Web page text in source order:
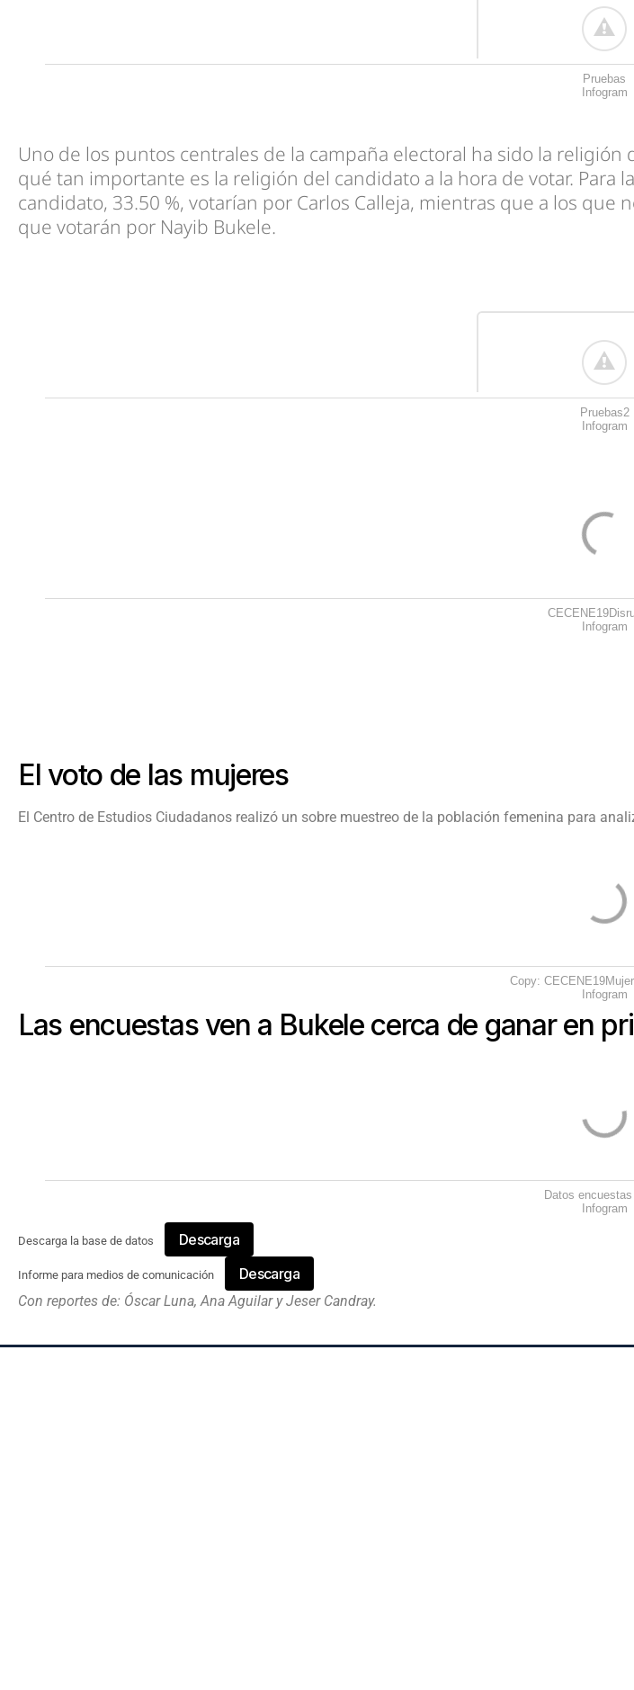
Pruebas
Infogram
Uno de los puntos centrales de la campaña electoral ha sido la
qué tan importante es la religión del candidato a la hora de votar.
candidato, 33.50 %, votarían por Carlos Calleja, mientras que a los
que votarán por Nayib Bukele.
Pruebas2
Infogram
Infogram
El voto de las mujeres
El Centro de Estudios Ciudadanos realizó un sobre muestreo de la población femenina para
Copy:
Infogram
Las encuestas ven a Bukele cerca de ganar en
Datos
Infogram
Descarga la base de datos Descarga
Informe para medios de comunicación Descarga
Con reportes de: Óscar Luna, Ana Aguilar y Jeser Candray.